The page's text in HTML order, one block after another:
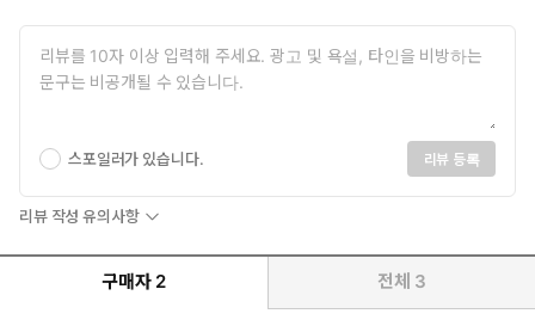
지방 대사 스위치를 켜야 살이 빠진다!
30년간 비만 환자를 상담하고 치료한 대한민국 최고의 비만 명의
간했다. 스위치온 다이어트는 2017년 한 해 동안 보완되고 다듬
어진 프로그램으로, 박용우 박사의 ‘다이어트 프로그램 완결판’이
스포일러가 있습니다. 리뷰 등록
리뷰 작성 유의사항
구매자 2 전체 3